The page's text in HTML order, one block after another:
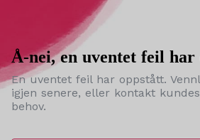
Å-nei, en uventet feil har
En uventet feil har oppstått.
igjen senere, eller kontakt
behov.